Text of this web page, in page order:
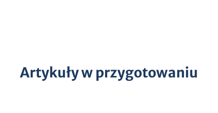
Artykuły w przygotowaniu